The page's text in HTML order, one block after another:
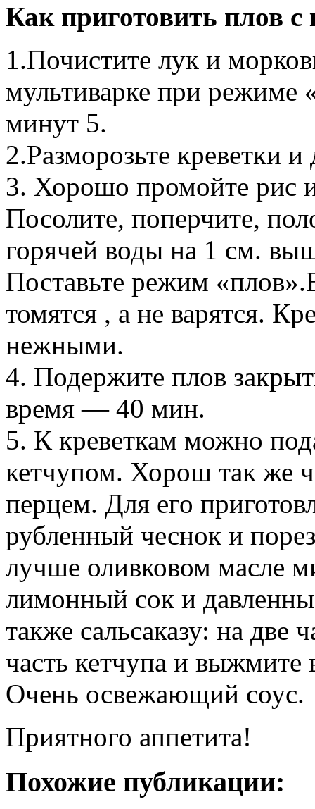
Как приготовить плов
1.Почистите лук и
мультиварке при режиме
минут 5.
2.Разморозьте креветки
3. Хорошо промойте рис и
Посолите, поперчите,
горячей воды на 1 см.
Поставьте режим
томятся , а не варятся.
нежными.
4. Подержите плов
время — 40 мин.
5. К креветкам можно
кетчупом. Хорош так же
перцем. Для его
рубленный чеснок и
лучше оливковом масле
лимонный сок и
также сальсаказу: на две
часть кетчупа и выжмите
Очень освежающий соус.
Приятного аппетита!
Похожие публикации: